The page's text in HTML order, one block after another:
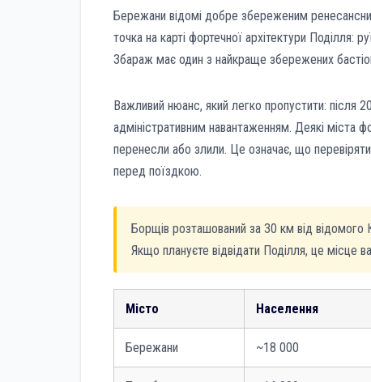
Бережани відомі добре збереженим
точка на карті фортечної архітектури Поділля:
Збараж має один з найкраще збережених
Важливий нюанс, який легко пропустити: після
адміністративним навантаженням. Деякі
перенесли або злили. Це означає, що
перед поїздкою.
Борщів розташований за 30 км від відомого
Якщо плануєте відвідати Поділля, це місце
Місто Населення
Бережани ~18 000